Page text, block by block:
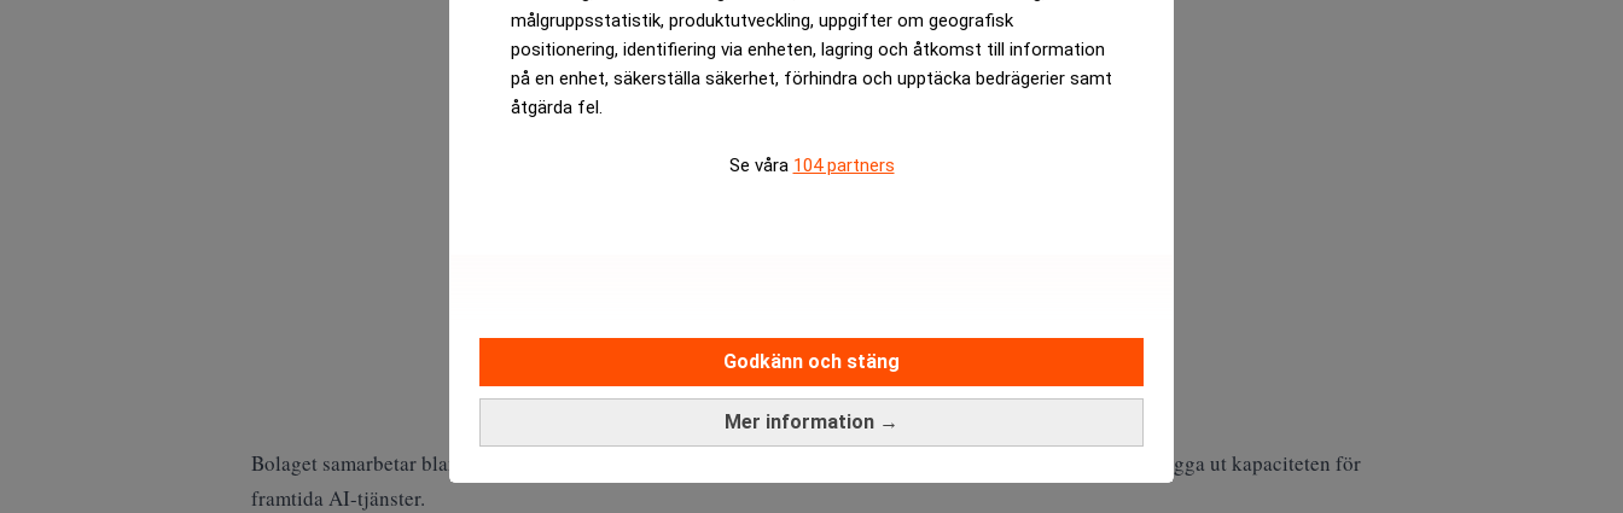
målgruppsstatistik, produktutveckling, uppgifter om geografisk
positionering, identifiering via enheten, lagring och åtkomst till information
på en enhet, säkerställa säkerhet, förhindra och upptäcka bedrägerier samt
åtgärda fel.
Se våra 104 partners
Mer information →
Godkänn och stäng
ANNONS
Bolaget samarbetar bland annat med OpenAI i det amerikanska infrastruktursatsningen Stargate, som ska bygga ut kapaciteten för
framtida AI-tjänster.